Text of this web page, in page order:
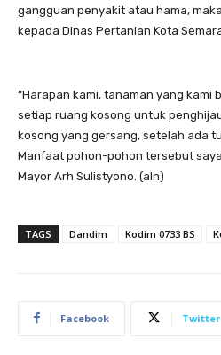
gangguan penyakit atau hama,
kepada Dinas Pertanian Kota
“Harapan kami, tanaman yang kami
setiap ruang kosong untuk
kosong yang gersang, setelah ada
Manfaat pohon-pohon tersebut
Mayor Arh Sulistyono. (aln)
TAGS Dandim Kodim 0733 BS
Facebook Twitter